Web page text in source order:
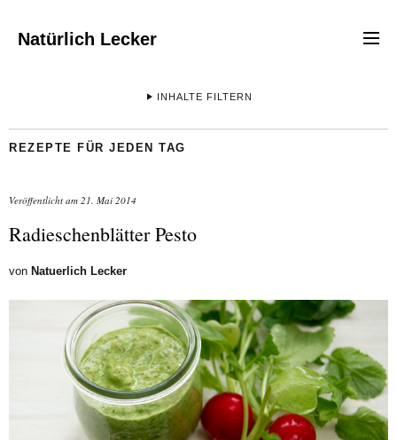
Natürlich Lecker
INHALTE FILTERN
REZEPTE FÜR JEDEN TAG
Veröffentlicht am 21. Mai 2014
Radieschenblätter Pesto
von Natuerlich Lecker